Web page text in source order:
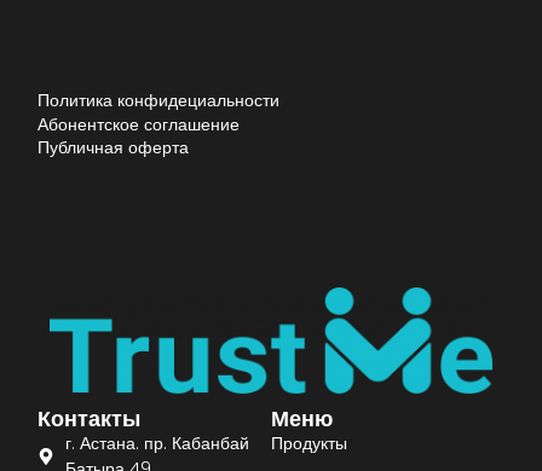
Меню
Продукты
Контакты
г. Астана. пр. Кабанбай
Политика конфидециальности
Абонентское соглашение
Публичная оферта